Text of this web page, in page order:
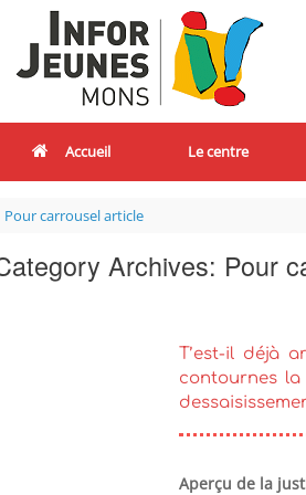
Accueil Le centre
Pour carrousel article
Archives: Pour
T’est-il déjà
contournes la
Aperçu de la